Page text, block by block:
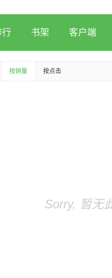
行 书架 客户端
按销量 按点击
Sorry, 暂无